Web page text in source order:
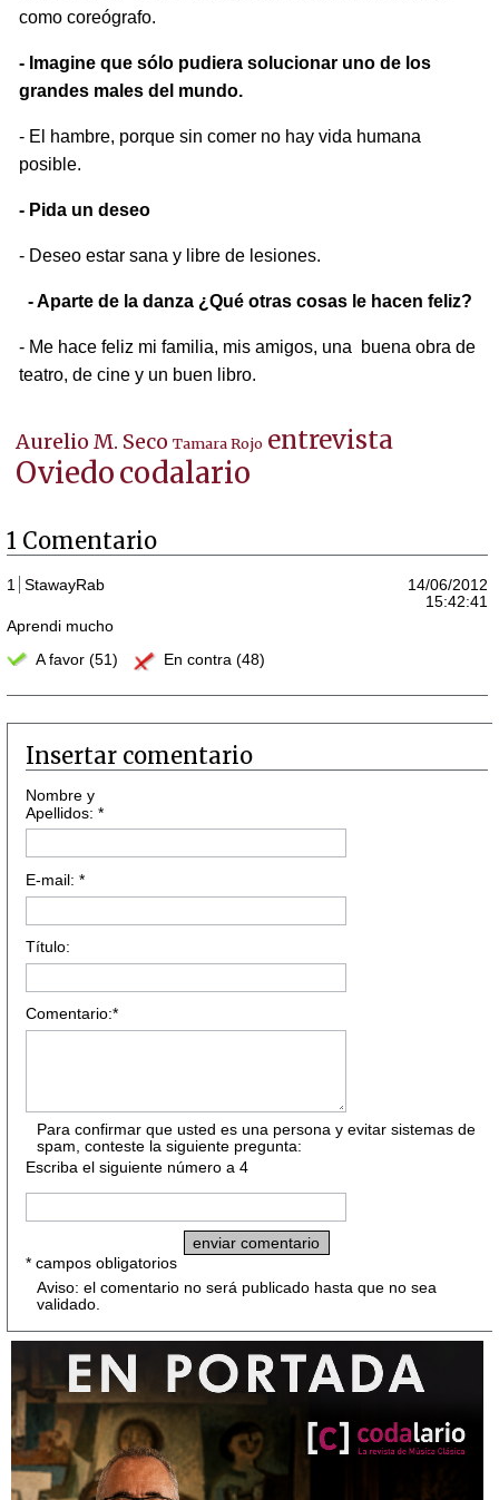
como coreógrafo.
- Imagine que sólo pudiera solucionar uno de los
grandes males del mundo.
- El hambre, porque sin comer no hay vida humana
posible.
- Pida un deseo
- Deseo estar sana y libre de lesiones.
- Aparte de la danza ¿Qué otras cosas le hacen feliz?
- Me hace feliz mi familia, mis amigos, una buena obra de
teatro, de cine y un buen libro.
Aurelio M. Seco Tamara Rojo entrevista
Oviedocodalario
1 Comentario
1 StawayRab
14/06/2012
15:42:41
Aprendi mucho
A favor (51)
En contra (48)
Insertar comentario
Nombre y
Apellidos: *
E-mail: *
Título:
Comentario:*
Para confirmar que usted es una persona y evitar sistemas de
spam, conteste la siguiente pregunta:
Escriba el siguiente número a 4
* campos obligatorios
Aviso: el comentario no será publicado hasta que no sea
validado.